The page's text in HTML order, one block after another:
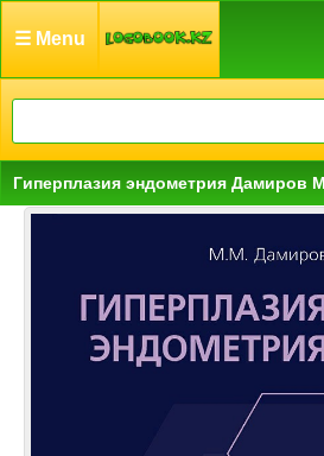
☰ Menu
Гиперплазия эндометрия Дамиров